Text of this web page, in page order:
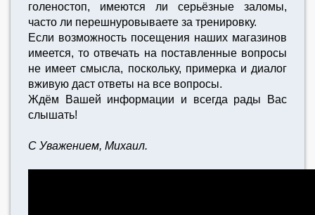
голеностоп, имеются ли серьёзные заломы,
часто ли перешнуровываете за тренировку.
Если возможность посещения наших магазинов
имеется, то отвечать на поставленные вопросы
не имеет смысла, поскольку, примерка и диалог
вживую даст ответы на все вопросы.
Ждём Вашей информации и всегда рады Вас
слышать!
С Уважением, Михаил.